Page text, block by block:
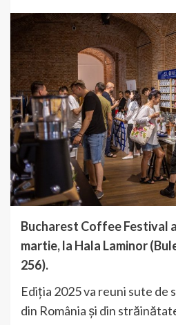
Bucharest Coffee Festival
martie, la Hala Laminor
256).
Ediția 2025 va reuni sute de
din România și din